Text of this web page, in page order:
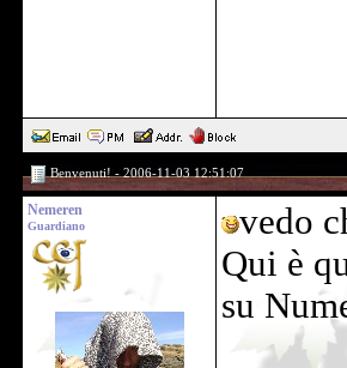
Benvenuti! - 2006-11-03 12:51:07
Nemeren
Guardiano
vedo
Qui è
su